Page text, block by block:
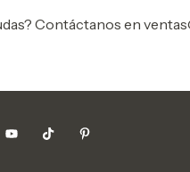
Contáctanos en